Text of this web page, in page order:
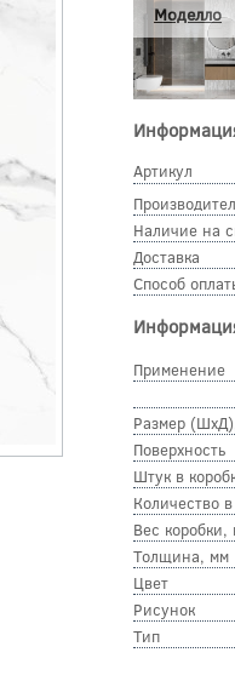
Моделло
Артикул
Наличие на
Доставка
Способ
Применение
Размер
Поверхность
Штук в
Количество
Вес коробки,
Толщина, мм
Цвет
Рисунок
Тип